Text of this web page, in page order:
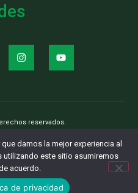
reservados.
damos la mejor experiencia al
utilizando este sitio asumiremos
acuerdo.
de privacidad